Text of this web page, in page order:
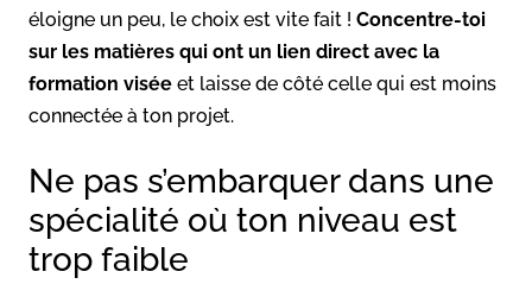
éloigne un peu, le choix est vite fait ! Concentre-toi
sur les matières qui ont un lien direct avec la
formation visée et laisse de côté celle qui est moins
connectée à ton projet.
Ne pas s’embarquer dans une
spécialité où ton niveau est
trop faible